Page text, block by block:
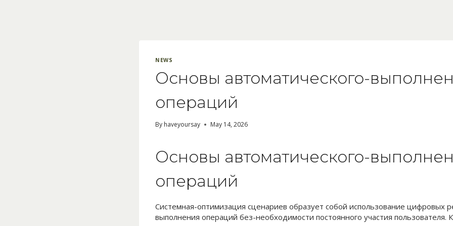
NEWS
Основы автоматического-
операций
By haveyoursay May 14, 2026
Основы автоматического-
операций
Системная-оптимизация сценариев образует собой использование цифровых
выполнения операций без-необходимости постоянного участия пользователя.